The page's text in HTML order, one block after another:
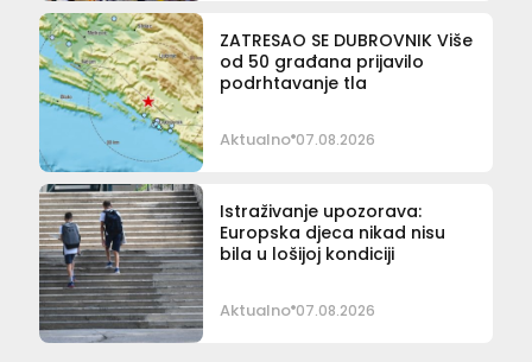
ZATRESAO SE DUBROVNIK Više
od 50 građana prijavilo
podrhtavanje tla
Aktualno 07.08.2026
Istraživanje upozorava:
Europska djeca nikad nisu
bila u lošijoj kondiciji
Aktualno 07.08.2026